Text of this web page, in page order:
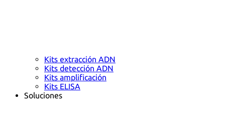
Kits extracción ADN
Kits detección ADN
Kits amplificación
Kits ELISA
Soluciones